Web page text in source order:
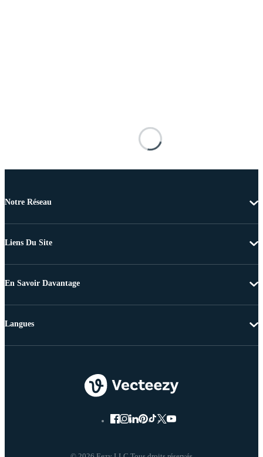
Notre Réseau
Liens Du Site
En Savoir Davantage
Langues